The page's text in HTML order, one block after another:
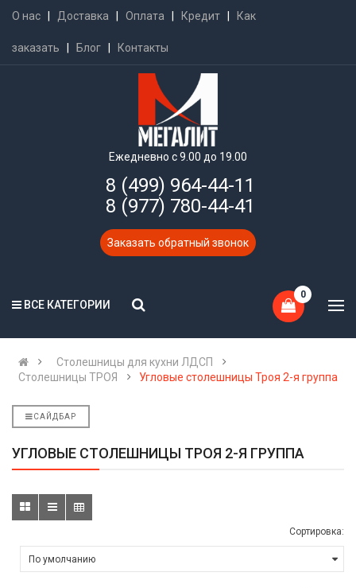
О нас Доставка Оплата Кредит Как
заказать Блог Контакты
Ежедневно с 9.00 до 19.00
8 (499) 964-44-11
8 (977) 780-44-41
Заказать обратный звонок
ВСЕ КАТЕГОРИИ
0
Cтолешницы для кухни ЛДСП
Столешницы ТРОЯ
Угловые столешницы Троя 2-я группа
САЙДБАР
УГЛОВЫЕ СТОЛЕШНИЦЫ ТРОЯ 2-Я ГРУППА
Сортировка: